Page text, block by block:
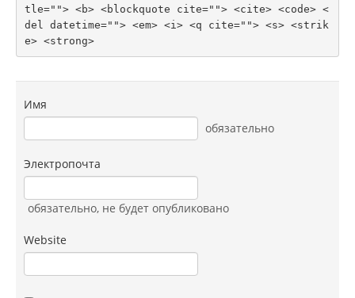
tle=""> <b> <blockquote cite=""> <cite> <code> <
del datetime=""> <em> <i> <q cite=""> <s> <strik
e> <strong>
Имя
обязательно
Электропочта
обязательно, не будет опубликовано
Website